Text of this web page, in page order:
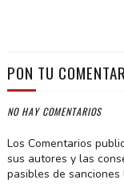
PON TU
NO HAY COMENTARIOS
Los Comentarios
sus autores y las
pasibles de sanciones